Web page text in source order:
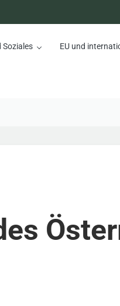
Soziales EU und